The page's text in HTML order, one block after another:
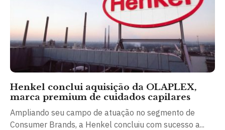
Henkel conclui aquisição da OLAPLEX,
marca premium de cuidados capilares
Ampliando seu campo de atuação no segmento de
Consumer Brands, a Henkel concluiu com sucesso a...